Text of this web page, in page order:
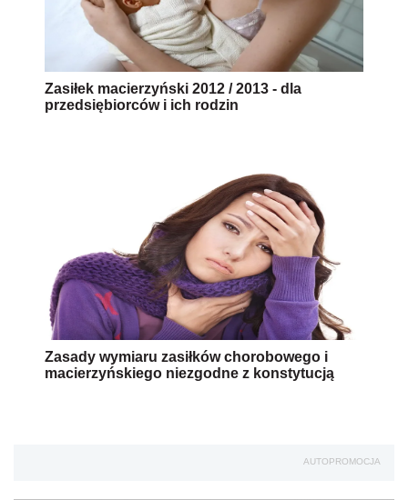
Zasiłek macierzyński 2012 / 2013 - dla
przedsiębiorców i ich rodzin
Zasady wymiaru zasiłków chorobowego i
macierzyńskiego niezgodne z konstytucją
AUTOPROMOCJA